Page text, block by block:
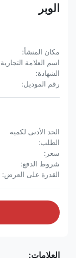
الوبر
مكان المنشأ:
اسم العلامة
الشهادة:
رقم الموديل:
الحد الأدنى لكمية
الطلب:
سعر:
شروط الدفع:
القدرة على العرض:
العلامات: